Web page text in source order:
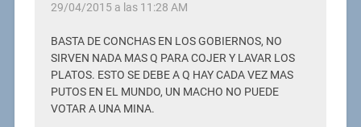
29/04/2015 a las 11:28 AM
BASTA DE CONCHAS EN LOS GOBIERNOS, NO
SIRVEN NADA MAS Q PARA COJER Y LAVAR LOS
PLATOS. ESTO SE DEBE A Q HAY CADA VEZ MAS
PUTOS EN EL MUNDO, UN MACHO NO PUEDE
VOTAR A UNA MINA.